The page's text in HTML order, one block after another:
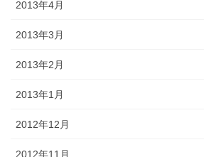
2013年4月
2013年3月
2013年2月
2013年1月
2012年12月
2012年11月